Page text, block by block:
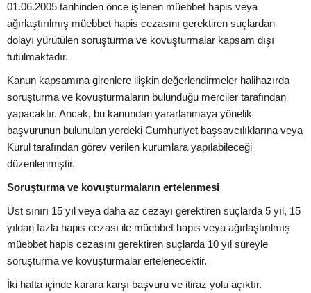
01.06.2005 tarihinden önce işlenen müebbet hapis veya
ağırlaştırılmış müebbet hapis cezasını gerektiren suçlardan
dolayı yürütülen soruşturma ve kovuşturmalar kapsam dışı
tutulmaktadır.
Kanun kapsamına girenlere ilişkin değerlendirmeler halihazırda
soruşturma ve kovuşturmaların bulunduğu merciler tarafından
yapacaktır. Ancak, bu kanundan yararlanmaya yönelik
başvurunun bulunulan yerdeki Cumhuriyet başsavcılıklarına veya
Kurul tarafından görev verilen kurumlara yapılabileceği
düzenlenmiştir.
Soruşturma ve kovuşturmaların ertelenmesi
Üst sınırı 15 yıl veya daha az cezayı gerektiren suçlarda 5 yıl, 15
yıldan fazla hapis cezası ile müebbet hapis veya ağırlaştırılmış
müebbet hapis cezasını gerektiren suçlarda 10 yıl süreyle
soruşturma ve kovuşturmalar ertelenecektir.
İki hafta içinde karara karşı başvuru ve itiraz yolu açıktır.